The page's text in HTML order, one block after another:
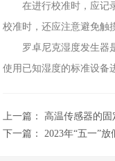
在进行校准时，应记录
校准时，还应注意避免触
罗卓尼克湿度发生器是
使用已知湿度的标准设备
上一篇： 高温传感器的
下一篇： 2023年“五一”放